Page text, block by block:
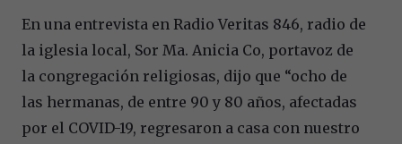
En una entrevista en Radio Veritas 846, radio de
la iglesia local, Sor Ma. Anicia Co, portavoz de
la congregación religiosas, dijo que “ocho de
las hermanas, de entre 90 y 80 años, afectadas
por el COVID-19, regresaron a casa con nuestro